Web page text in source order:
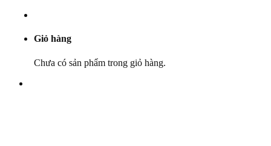
Giỏ hàng
Chưa có sản phẩm trong giỏ hàng.